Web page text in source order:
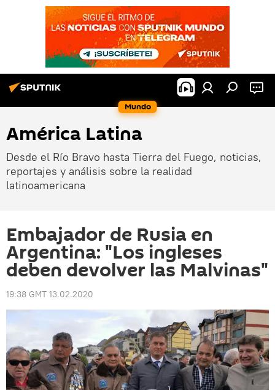
Mundo
América Latina
Desde el Río Bravo hasta Tierra del Fuego, noticias,
reportajes y análisis sobre la realidad
latinoamericana
Embajador de Rusia en
Argentina: "Los ingleses
deben devolver las Malvinas"
19:38 GMT 13.02.2020